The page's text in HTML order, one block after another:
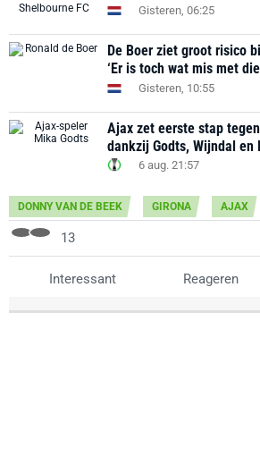
Gisteren, 06:25
De Boer ziet groot risico
‘Er is toch wat mis met
Gisteren, 10:55
Ajax zet eerste stap
dankzij Godts, Wijndal en
6 aug. 21:57
DONNY VAN DE BEEK GIRONA AJAX
13
Interessant Reageren